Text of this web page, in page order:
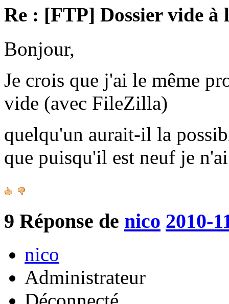
Re : [FTP] Dossier vide à
Bonjour,
Je crois que j'ai le même
vide (avec FileZilla)
quelqu'un aurait-il la
que puisqu'il est neuf je
9 Réponse de nico 2010-
nico
Administrateur